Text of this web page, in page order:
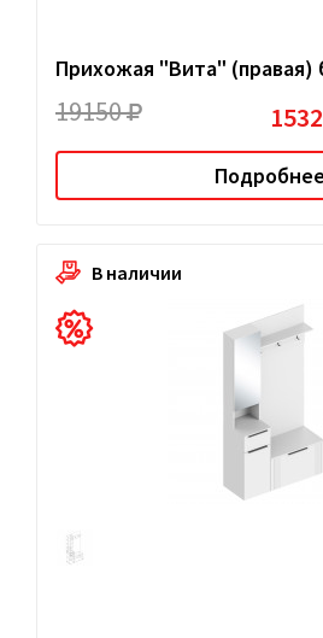
Прихожая "Вита" (правая)
19150
Подробнее
В наличии